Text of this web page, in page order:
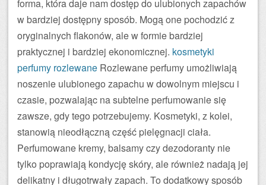
forma, która daje nam dostęp do ulubionych zapachów
w bardziej dostępny sposób. Mogą one pochodzić z
oryginalnych flakonów, ale w formie bardziej
praktycznej i bardziej ekonomicznej. kosmetyki
perfumy rozlewane Rozlewane perfumy umożliwiają
noszenie ulubionego zapachu w dowolnym miejscu i
czasie, pozwalając na subtelne perfumowanie się
zawsze, gdy tego potrzebujemy. Kosmetyki, z kolei,
stanowią nieodłączną część pielęgnacji ciała.
Perfumowane kremy, balsamy czy dezodoranty nie
tylko poprawiają kondycję skóry, ale również nadają jej
delikatny i długotrwały zapach. To dodatkowy sposób